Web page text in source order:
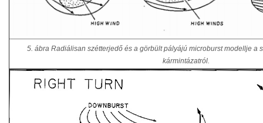
5. ábra Radiálisan szétterjedő és a görbült pályájú microburst modellje a
kármintázatról.